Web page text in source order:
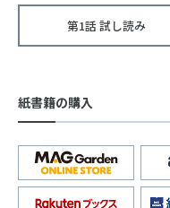
第1話 試し読み
紙書籍の購入